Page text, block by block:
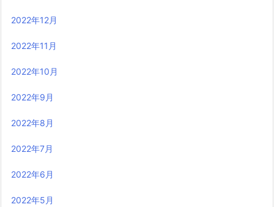
2022年12月
2022年11月
2022年10月
2022年9月
2022年8月
2022年7月
2022年6月
2022年5月